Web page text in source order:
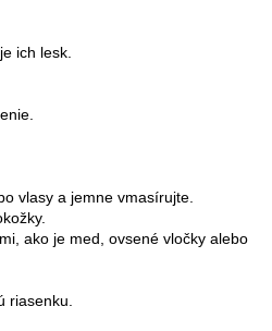
ich lesk.
vlasy a jemne vmasírujte.
ako je med, ovsené vločky alebo
riasenku.